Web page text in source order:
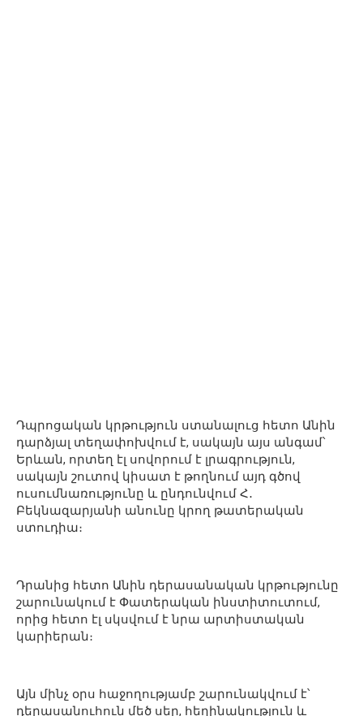
Դպրոցական կրթություն ստանալուց հետո Անին
դարձյալ տեղափոխվում է, սակայն այս անգամ՝
Երևան, որտեղ էլ սովորում է լրագրություն,
սակայն շուտով կիսատ է թողնում այդ գծով
ուսումնառությունը և ընդունվում Հ․
Բեկնազարյանի անունը կրող թատերական
ստուդիա։
Դրանից հետո Անին դերասանական կրթությունը
շարունակում է Փատերական ինստիտուտում,
որից հետո էլ սկսվում է նրա արտիստական
կարիերան։
Այն մինչ օրս հաջողությամբ շարունակվում է՝
դերասանուհուն մեծ սեր, հեղինակություն և